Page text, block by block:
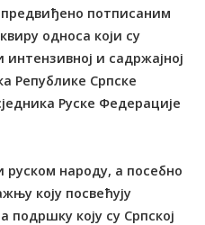
потписаним
односа који су
и садржајној
Републике Српске
Руске Федерације
руском народу, а посебно
коју посвећују
подршку коју су Српској